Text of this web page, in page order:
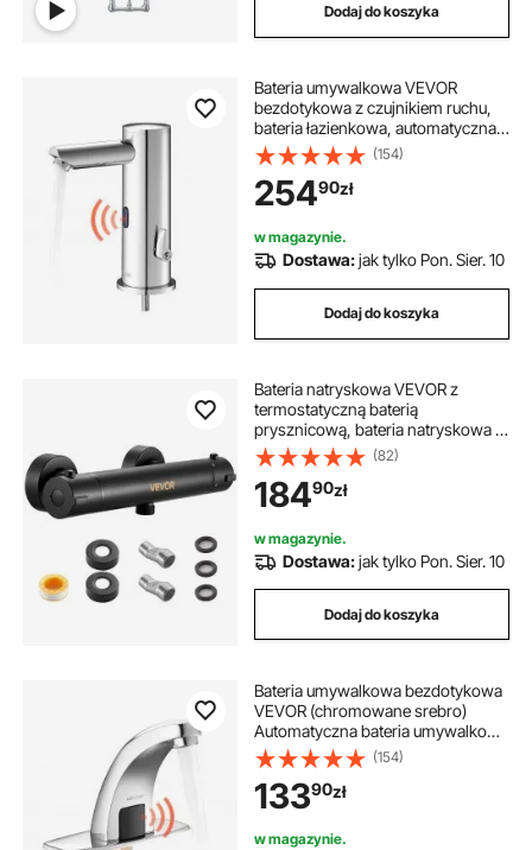
Dodaj do koszyka
Bateria umywalkowa VEVOR
bezdotykowa z czujnikiem ruchu,
bateria łazienkowa, automatyczna
bateria umywalkowa, bateria
jednouchwytowa z regulacją
bezdotykową, bateria zasilana
bateriami, szczotkowany nikiel
(154)
25490zł
w magazynie.
Dostawa:jak tylko Pon. Sier. 10
Dodaj do koszyka
Bateria natryskowa VEVOR z
termostatyczną baterią
prysznicową, bateria natryskowa z
blokadą bezpieczeństwa 38°C,
zawór do baterii natryskowej,
bateria wannowa, zawory
regulujące temperaturę do łazienki,
kampera, hotelu, matowa czerń
(82)
18490zł
w magazynie.
Dostawa:jak tylko Pon. Sier. 10
Dodaj do koszyka
Bateria umywalkowa bezdotykowa
VEVOR (chromowane srebro)
Automatyczna bateria umywalkowa
do łazienki (tylko zimna woda),
bateria zasilana bateryjnie, bateria
toaletowa z pokrywką otworu G233
(154)
13390zł
w magazynie.